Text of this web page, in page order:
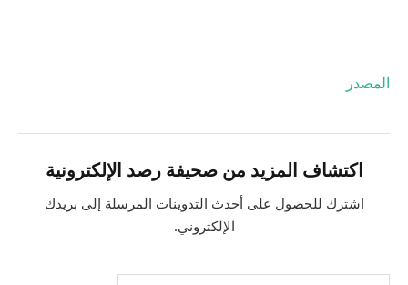
المصدر
اكتشاف المزيد من صحيفة رصد الإلكترونية
اشترك للحصول على أحدث التدوينات المرسلة إلى بريدك
الإلكتروني.
كتابة بريدك الإلكتروني...